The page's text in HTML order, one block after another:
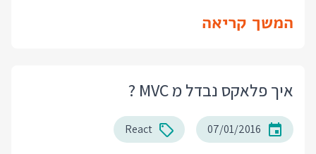
המשך קריאה
איך פלאקס נבדל מ MVC ?
07/01/2016
React